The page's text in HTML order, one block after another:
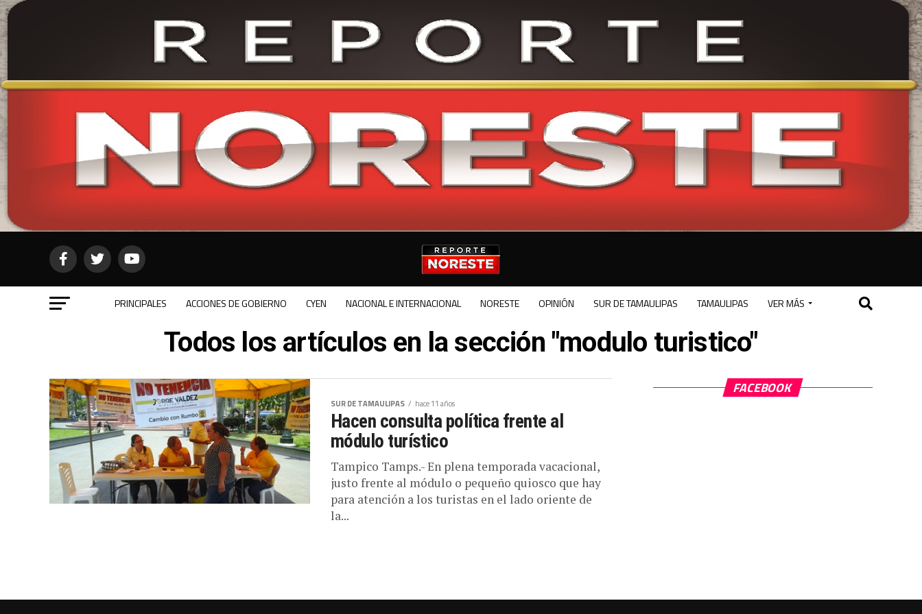
PRINCIPALES ACCIONES DE GOBIERNO CYEN NACIONAL E INTERNACIONAL NORESTE OPINIÓN SUR DE TAMAULIPAS TAMAULIPAS VER MÁS
Todos los artículos en la sección "modulo turistico"
SUR DE TAMAULIPAS hace 11 años
Hacen consulta política frente al
módulo turístico
Tampico Tamps.- En plena temporada vacacional,
justo frente al módulo o pequeño quiosco que hay
para atención a los turistas en el lado oriente de
la...
FACEBOOK